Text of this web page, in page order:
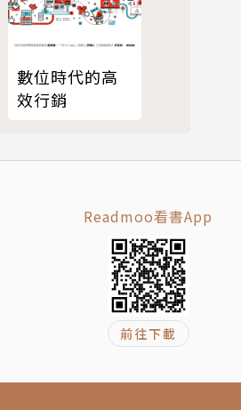
數位時代的高
效行銷
Readmoo看書App
前往下載